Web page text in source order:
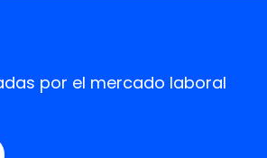
por el mercado laboral